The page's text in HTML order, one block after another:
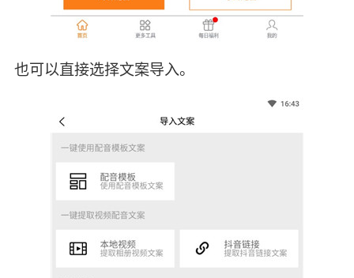
也可以直接选择文案导入。